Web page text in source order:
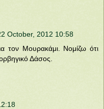
October, 2012 10:58
τον Μουρακάμι. Νομίζω ότι
Δάσος.